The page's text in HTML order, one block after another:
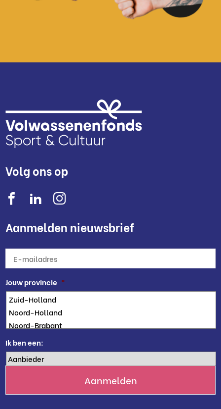
Volg ons op
Aanmelden nieuwsbrief
mailadres *
Jouw provincie *
Ik ben een: